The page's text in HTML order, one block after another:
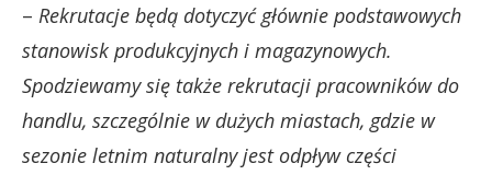
– Rekrutacje będą dotyczyć głównie podstawowych
stanowisk produkcyjnych i magazynowych.
Spodziewamy się także rekrutacji pracowników do
handlu, szczególnie w dużych miastach, gdzie w
sezonie letnim naturalny jest odpływ części